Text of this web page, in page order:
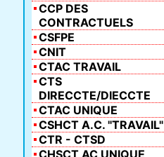
CCP DES
CONTRACTUELS
CSFPE
CNIT
CTAC TRAVAIL
CTS
DIRECCTE/DIECCTE
CTAC UNIQUE
CSHCT A.C. "TRAVAIL"
CTR - CTSD
CHSCT AC UNIQUE